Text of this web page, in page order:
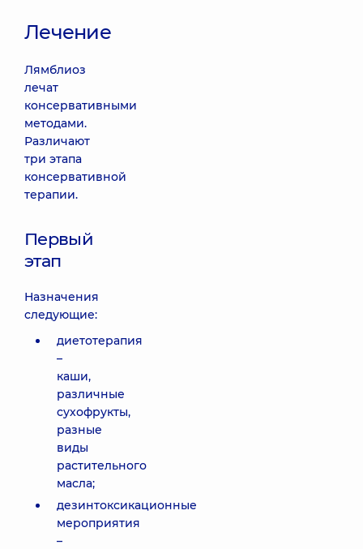
Лечение
Лямблиоз
лечат
консервативными
методами.
Различают
три этапа
консервативной
терапии.
Первый
этап
Назначения
следующие:
диетотерапия
–
каши,
различные
сухофрукты,
разные
виды
растительного
масла;
дезинтоксикационные
мероприятия
–